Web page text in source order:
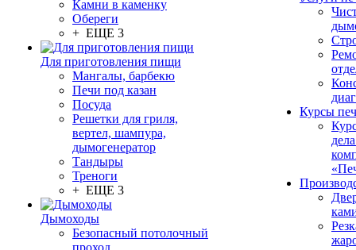
Камни в каменку
Обереги
+ ЕЩЕ 3
Для приготовления пищи
Мангалы, барбекю
Печи под казан
Посуда
Решетки для гриля,
вертел, шампура,
дымогенератор
Тандыры
Треноги
+ ЕЩЕ 3
Дымоходы
Безопасный потолочный
проход
Курсы